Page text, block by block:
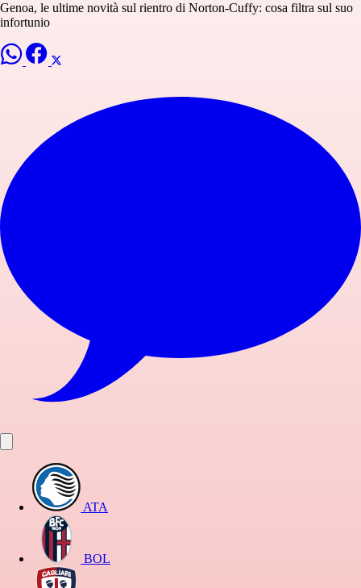
Genoa, le ultime novità sul rientro di Norton-Cuffy: cosa filtra sul suo
infortunio
ATA
BOL